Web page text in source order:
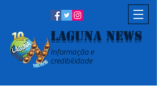
Laguna News
Informação e
credibilidade